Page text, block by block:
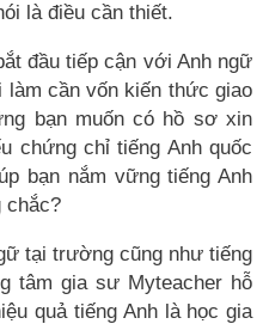
là điều cần thiết.
đầu tiếp cận với Anh ngữ
cần vốn kiến thức giao
bạn muốn có hồ sơ xin
chứng chỉ tiếng Anh quốc
bạn nắm vững tiếng Anh
chắc?
tại trường cũng như tiếng
tâm gia sư Myteacher hỗ
quả tiếng Anh là học gia